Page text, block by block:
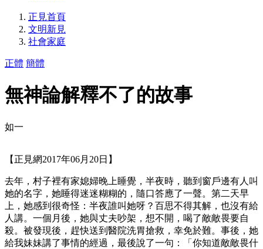
正見首頁
文明新見
社會家庭
正體 簡體
無神論解釋不了的故事
如一
【正見網2017年06月20日】
去年，村子裡有家媳婦晚上睡覺，半夜時，聽到窗戶邊有人叫
她的名字，她睡得迷迷糊糊的，隨口答應了一聲。第二天早
上，她感到很奇怪：半夜誰叫她呀？百思不得其解，也沒有給
人講。一個月後，她與丈夫吵架，想不開，喝了敵敵畏要自
殺。被發現後，趕快送到醫院洗胃搶救，幸免於難。事後，她
給我妹妹講了事情的經過，最後說了一句：「你知道敵敵畏什